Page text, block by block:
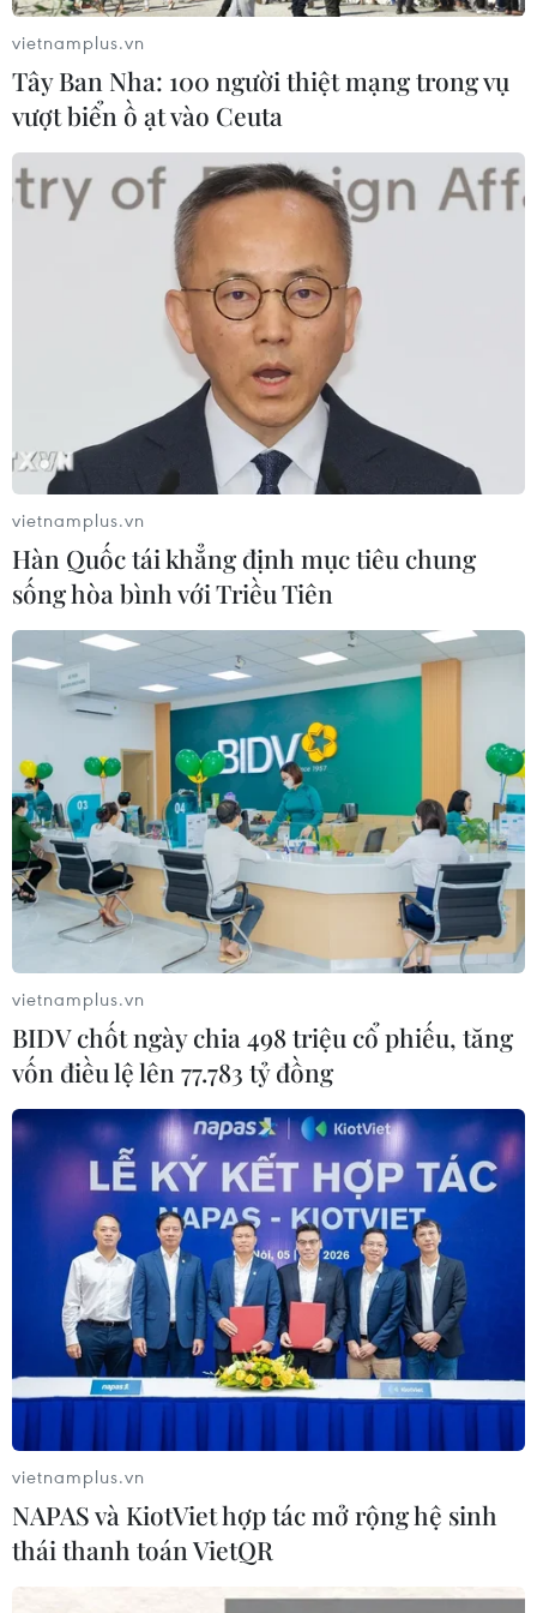
Sẽ có hơn 1.800 chuyến bay đêm trong dịp
cao điểm Tết Nguyên đán 2024
09/01/2024 02:29
Các cảng hàng không xây dựng phương án phục vụ,
bố trí nguồn nhân lực, đảm bảo cơ sở hạ tầng, trang
thiết bị, phương tiện, sẵn sàng phục vụ các chuyến bay
đêm dịp cao điểm Tết Nguyên đán 2024.
vietnamplus.vn
Tây Ban Nha: 100 người thiệt mạng trong vụ
vượt biển ồ ạt vào Ceuta
vietnamplus.vn
Hàn Quốc tái khẳng định mục tiêu chung
sống hòa bình với Triều Tiên
vietnamplus.vn
BIDV chốt ngày chia 498 triệu cổ phiếu, tăng
vốn điều lệ lên 77.783 tỷ đồng
vietnamplus.vn
NAPAS và KiotViet hợp tác mở rộng hệ sinh
thái thanh toán VietQR